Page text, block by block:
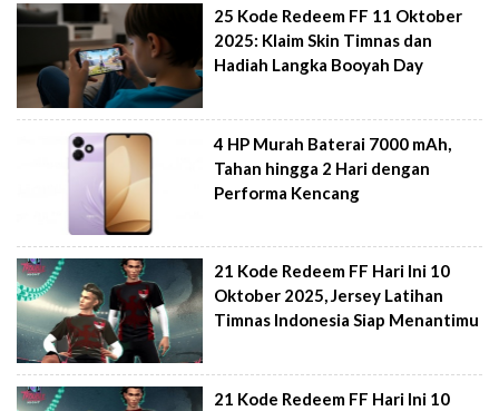
25 Kode Redeem FF 11 Oktober
2025: Klaim Skin Timnas dan
Hadiah Langka Booyah Day
4 HP Murah Baterai 7000 mAh,
Tahan hingga 2 Hari dengan
Performa Kencang
21 Kode Redeem FF Hari Ini 10
Oktober 2025, Jersey Latihan
Timnas Indonesia Siap Menantimu
21 Kode Redeem FF Hari Ini 10